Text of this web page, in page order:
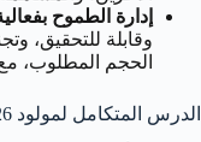
إدارة الطموح
وقابلة للتحقيق،
الحجم المطلوب، مع
الدرس المتكامل لمولود 26 مايو